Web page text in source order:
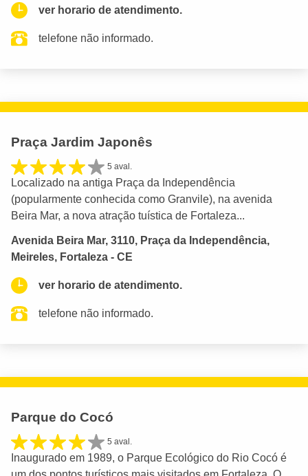
ver horario de atendimento.
telefone não informado.
Praça Jardim Japonês
5 aval.
Localizado na antiga Praça da Independência
(popularmente conhecida como Granvile), na avenida
Beira Mar, a nova atração tuística de Fortaleza...
Avenida Beira Mar, 3110, Praça da Independência,
Meireles, Fortaleza - CE
ver horario de atendimento.
telefone não informado.
Parque do Cocó
5 aval.
Inaugurado em 1989, o Parque Ecológico do Rio Cocó é